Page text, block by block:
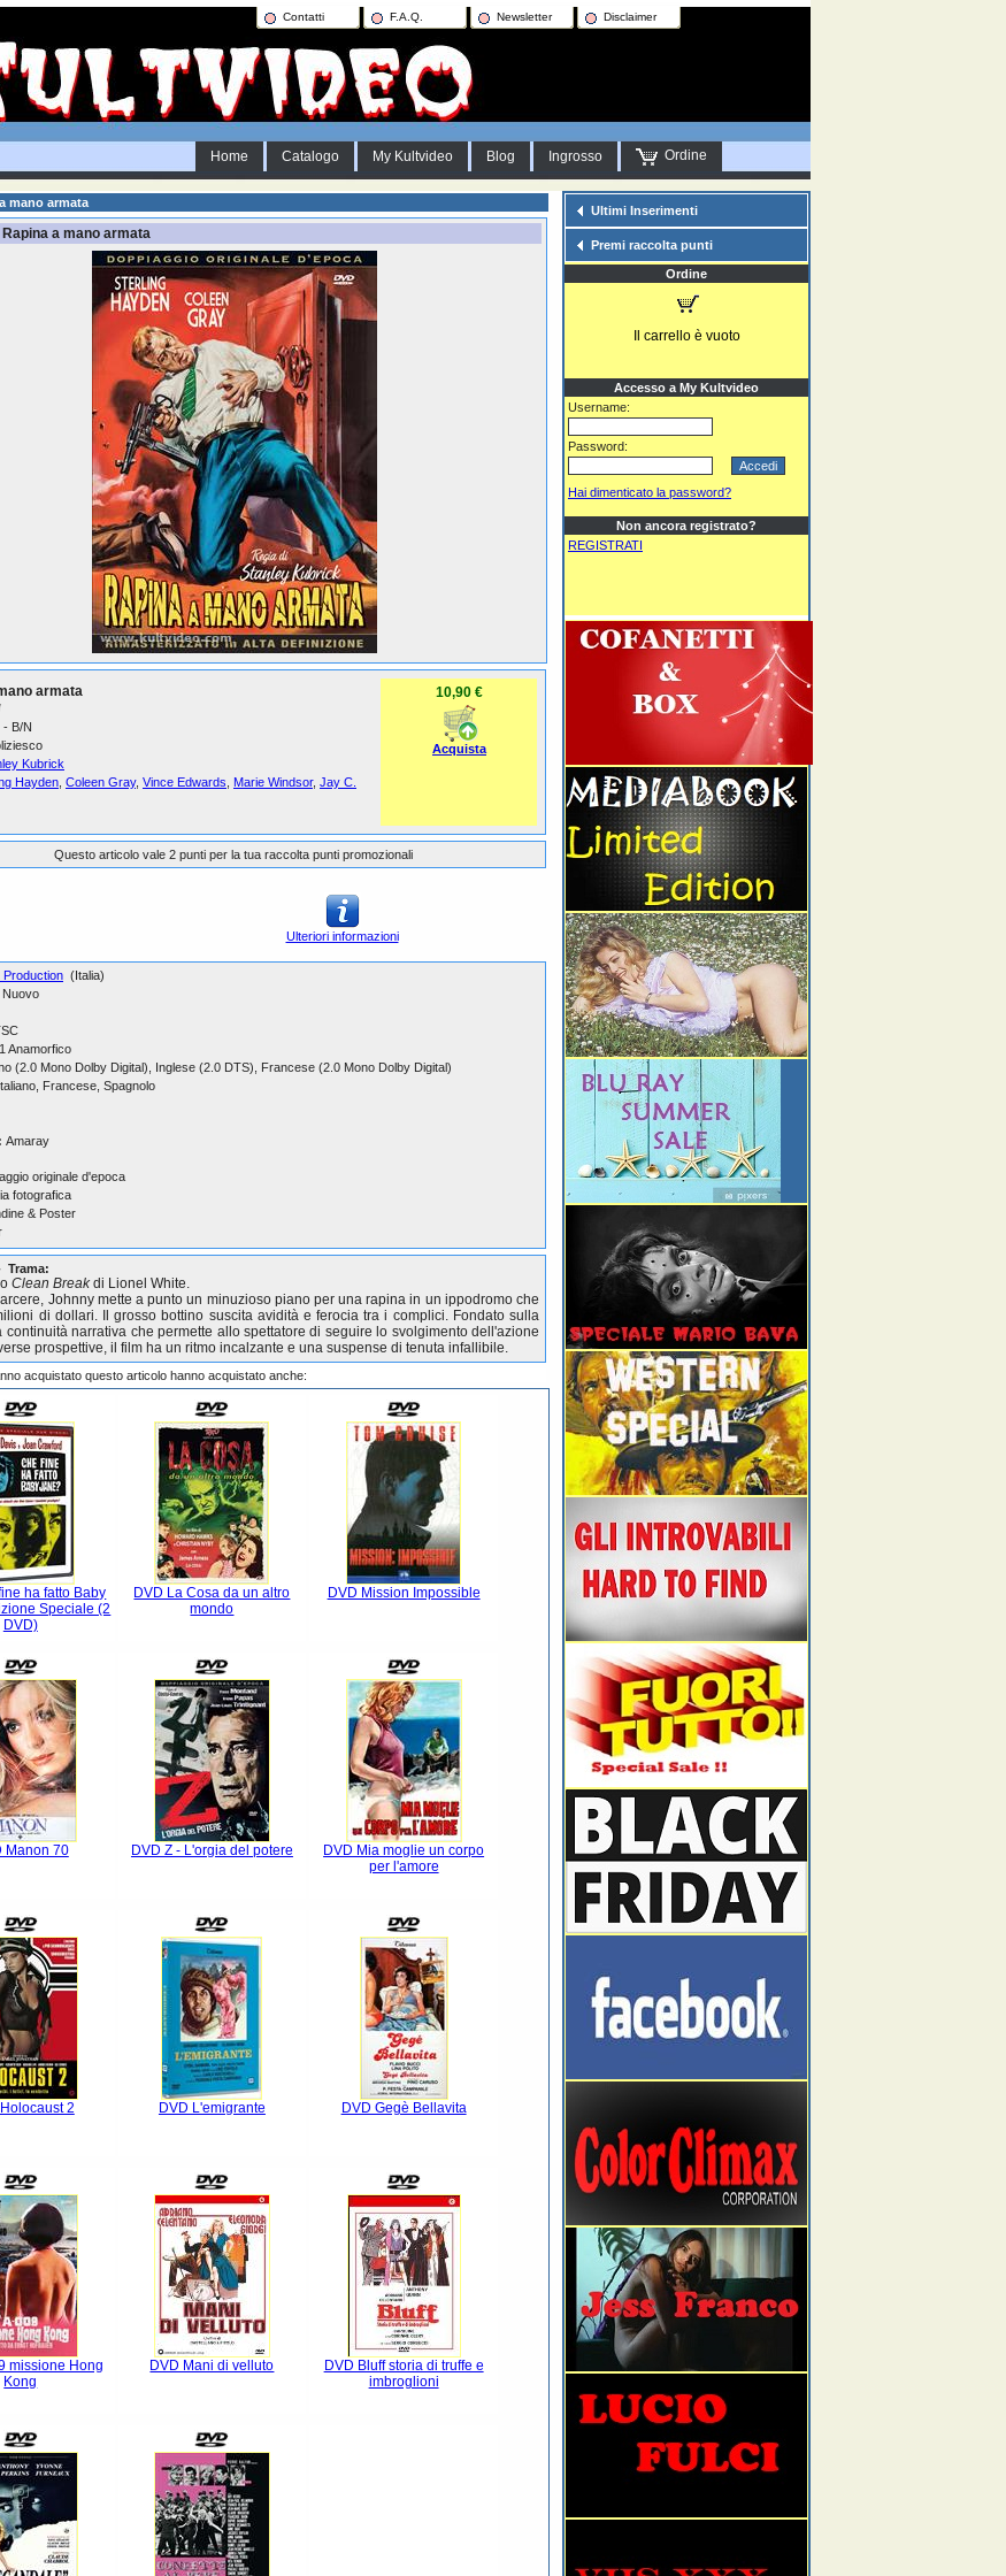
Contatti F.A.Q. Newsletter Disclaimer
Home Catalogo My Kultvideo Blog Ingrosso Ordine
mano armata
Rapina a mano armata
armata
- B/N
Kubrick
Hayden Coleen Gray, Vince Edwards Marie Windsor, Jay C.
10,90 €
Acquista
Questo articolo vale 2 punti per la tua raccolta punti promozionali
Ulteriori informazioni
Production (Italia)
Nuovo
Anamorfico
(2.0 Mono Dolby Digital), Inglese (2.0 DTS), Francese (2.0 Mono Dolby Digital)
Francese, Spagnolo
Amaray
originale d'epoca
fotografica
& Poster
Trama:
Clean Breakdi Lionel White.
Johnny mette a punto un minuzioso piano per una rapina in un ippodromo che
di dollari. Il grosso bottino suscita avidità e ferocia tra i complici. Fondato sulla
continuità narrativa che permette allo spettatore di seguire lo svolgimento dell'azione
prospettive, il film ha un ritmo incalzante e una suspense di tenuta infallibile.
acquistato questo articolo hanno acquistato anche:
ha fatto Baby
Speciale (2
DVD)
DVD La Cosa da un altro
mondo
DVD Mission Impossible
Manon 70 DVD Z - L'orgia del potere
DVD Mia moglie un corpo
per l'amore
2 DVD L'emigrante DVD Gegè Bellavita
missione Hong
Kong
DVD Mani di velluto
DVD Bluff storia di truffe e
imbroglioni
Ultimi Inserimenti
Premi raccolta punti
Ordine
Il carrello è vuoto
Accesso a My Kultvideo
Username:
Password:
Hai dimenticato la password?
Non ancora registrato?
REGISTRATI